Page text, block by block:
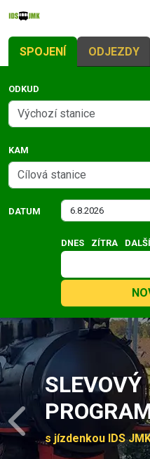
SPOJENÍ ODJEZDY
ODKUD
KAM
DATUM
DNES ZÍTRA
Slide 1 of 4
SLEVOVÝ
s jízdenkou IDS
Previous